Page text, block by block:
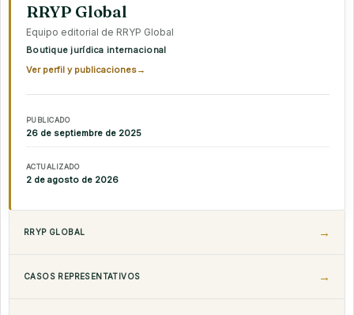
RRYP Global
Equipo editorial de RRYP Global
Boutique jurídica internacional
Ver perfil y publicaciones→
PUBLICADO
26 de septiembre de 2025
ACTUALIZADO
2 de agosto de 2026
RRYP GLOBAL
CASOS REPRESENTATIVOS